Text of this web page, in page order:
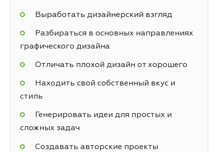
Выработать дизайнерский взгляд
Разбираться в основных направлениях
графического дизайна
Отличать плохой дизайн от хорошего
Находить свой собственный вкус и
стиль
Генерировать идеи для простых и
сложных задач
Создавать авторские проекты